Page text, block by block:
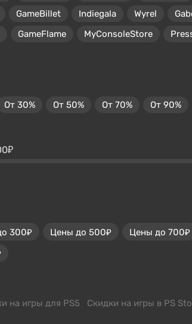
GameBillet Indiegala Wyrel
GameFlame MyConsoleStore
От 30% От 50% От 70% От 90%
300₽ Цены до 500₽
Цены до 700₽
на игры для PS5
Скидки на игры в PS